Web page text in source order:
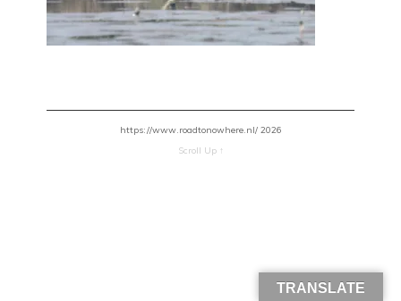
https://www.roadtonowhere.nl/ 2026
Scroll Up ↑
TRANSLATE